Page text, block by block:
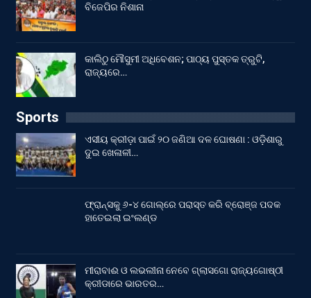
ବିଜେପିର ନିଶାନା
କାଲିଠୁ ମୌସୁମୀ ଅଧିବେଶନ; ପାଠ୍ୟ ପୁସ୍ତକ ତ୍ରୁଟି,
ରାଜ୍ୟରେ…
Sports
ଏସୀୟ କ୍ରୀଡ଼ା ପାଇଁ ୨୦ ଜଣିଆ ଦଳ ଘୋଷଣା : ଓଡ଼ିଶାରୁ
ଦୁଇ ଖେଳାଳୀ…
ଫ୍ରାନ୍ସକୁ ୬-୪ ଗୋଲ୍‌ରେ ପରାସ୍ତ କରି ବ୍ରୋଞ୍ଜ ପଦକ
ହାତେଇଲା ଇଂଲଣ୍ଡ
ମୀରାବାଈ ଓ ଲଭଲୀନା ନେବେ ଗ୍ଲାସଗୋ ରାଜ୍ୟଗୋଷ୍ଠୀ
କ୍ରୀଡାରେ ଭାରତର…